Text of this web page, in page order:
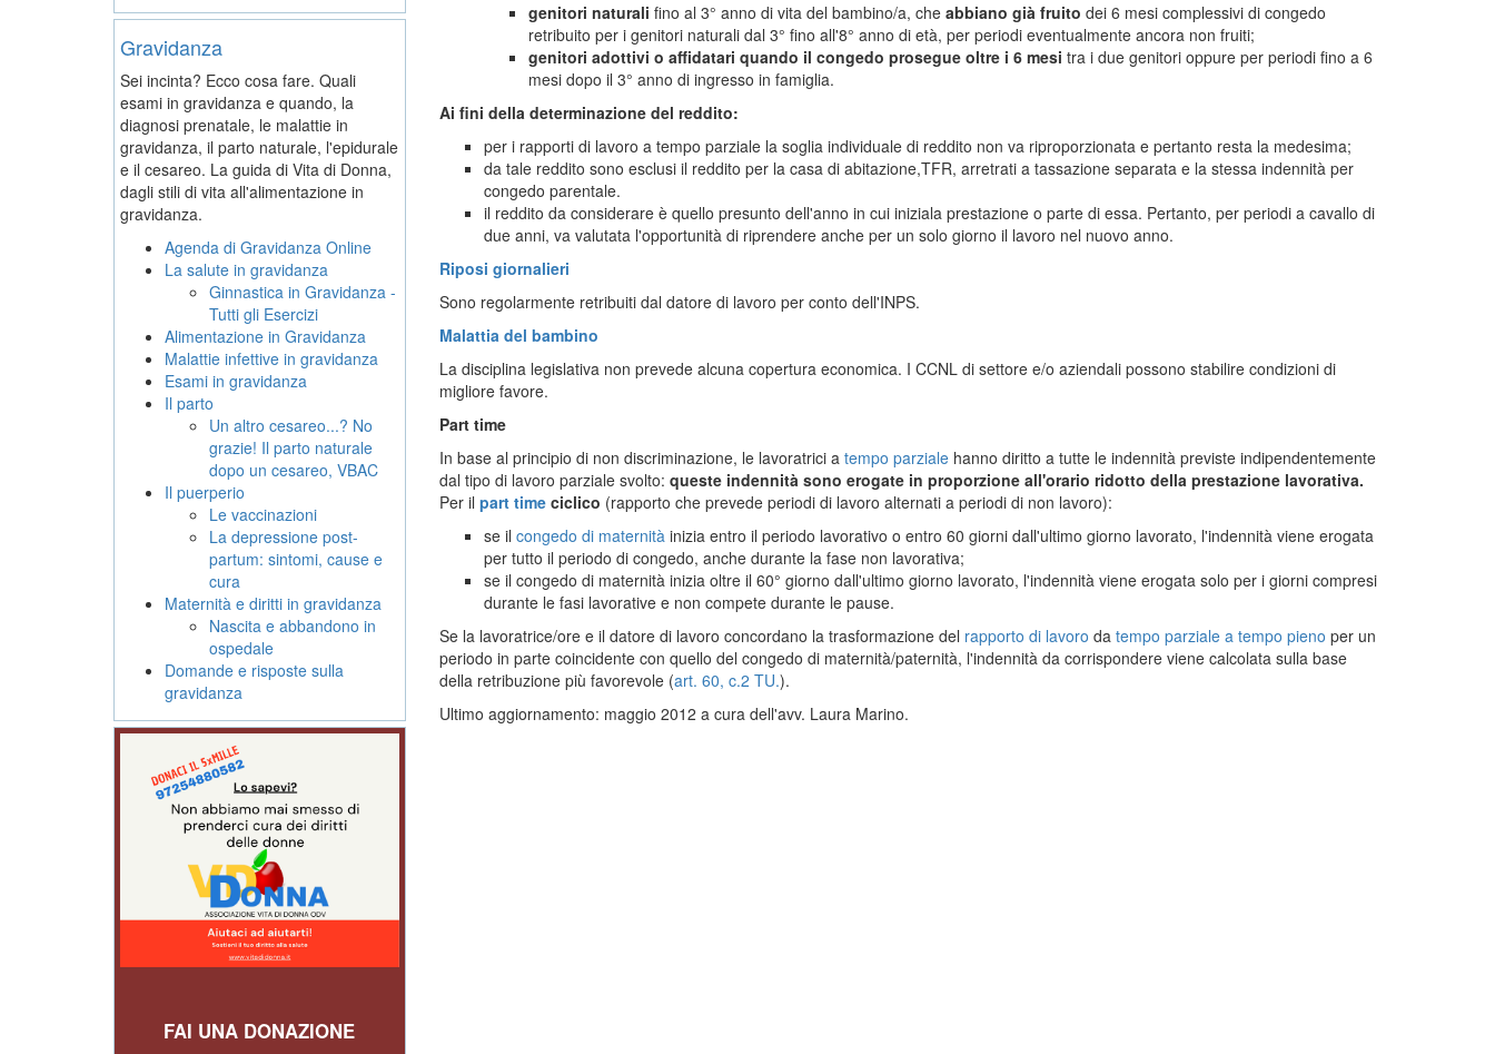
genitori naturali fino al 3° anno di vita del bambino/a, che abbiano già fruito dei 6 mesi complessivi di congedo
retribuito per i genitori naturali dal 3° fino all'8° anno di età, per periodi eventualmente ancora non fruiti;
genitori adottivi o affidatari quando il congedo prosegue oltre i 6 mesi tra i due genitori oppure per periodi fino a 6
mesi dopo il 3° anno di ingresso in famiglia.
Ai fini della determinazione del reddito:
per i rapporti di lavoro a tempo parziale la soglia individuale di reddito non va riproporzionata e pertanto resta la medesima;
da tale reddito sono esclusi il reddito per la casa di abitazione,TFR, arretrati a tassazione separata e la stessa indennità per
congedo parentale.
il reddito da considerare è quello presunto dell'anno in cui iniziala prestazione o parte di essa. Pertanto, per periodi a cavallo di
due anni, va valutata l'opportunità di riprendere anche per un solo giorno il lavoro nel nuovo anno.
Riposi giornalieri
Sono regolarmente retribuiti dal datore di lavoro per conto dell'INPS.
Malattia del bambino
La disciplina legislativa non prevede alcuna copertura economica. I CCNL di settore e/o aziendali possono stabilire condizioni di
migliore favore.
Part time
In base al principio di non discriminazione, le lavoratrici a tempo parzialehanno diritto a tutte le indennità previste indipendentemente
dal tipo di lavoro parziale svolto: queste indennità sono erogate in proporzione all'orario ridotto della prestazione lavorativa.
Per il part timeciclico (rapporto che prevede periodi di lavoro alternati a periodi di non lavoro):
se il congedo di maternitàinizia entro il periodo lavorativo o entro 60 giorni dall'ultimo giorno lavorato, l'indennità viene erogata
per tutto il periodo di congedo, anche durante la fase non lavorativa;
se il congedo di maternità inizia oltre il 60° giorno dall'ultimo giorno lavorato, l'indennità viene erogata solo per i giorni compresi
durante le fasi lavorative e non compete durante le pause.
Se la lavoratrice/ore e il datore di lavoro concordano la trasformazione del rapporto di lavoro da tempo parziale a tempo pieno per un
periodo in parte coincidente con quello del congedo di maternità/paternità, l'indennità da corrispondere viene calcolata sulla base
della retribuzione più favorevole (art. 60, c.2 TU.).
Ultimo aggiornamento: maggio 2012 a cura dell'avv. Laura Marino.
Gravidanza
Sei incinta? Ecco cosa fare. Quali
esami in gravidanza e quando, la
diagnosi prenatale, le malattie in
gravidanza, il parto naturale, l'epidurale
e il cesareo. La guida di Vita di Donna,
dagli stili di vita all'alimentazione in
gravidanza.
Agenda di Gravidanza Online
La salute in gravidanza
Ginnastica in Gravidanza -
Tutti gli Esercizi
Alimentazione in Gravidanza
Malattie infettive in gravidanza
Esami in gravidanza
Il parto
Un altro cesareo...? No
grazie! Il parto naturale
dopo un cesareo, VBAC
Il puerperio
Le vaccinazioni
La depressione post-
partum: sintomi, cause e
cura
Maternità e diritti in gravidanza
Nascita e abbandono in
ospedale
Domande e risposte sulla
gravidanza
FAI UNA DONAZIONE